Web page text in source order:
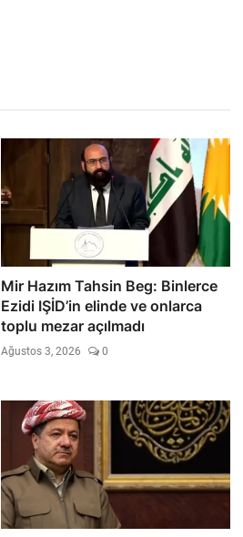
Mir Hazım Tahsin Beg: Binlerce
Ezidi IŞİD’in elinde ve onlarca
toplu mezar açılmadı
Ağustos 3, 2026 0